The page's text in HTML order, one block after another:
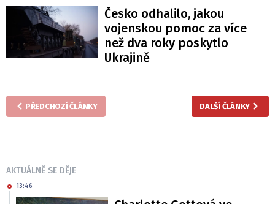
Česko odhalilo, jakou
vojenskou pomoc za více
než dva roky poskytlo
Ukrajině
PŘEDCHOZÍ ČLÁNKY DALŠÍ ČLÁNKY
AKTUÁLNĚ SE DĚJE
13:46